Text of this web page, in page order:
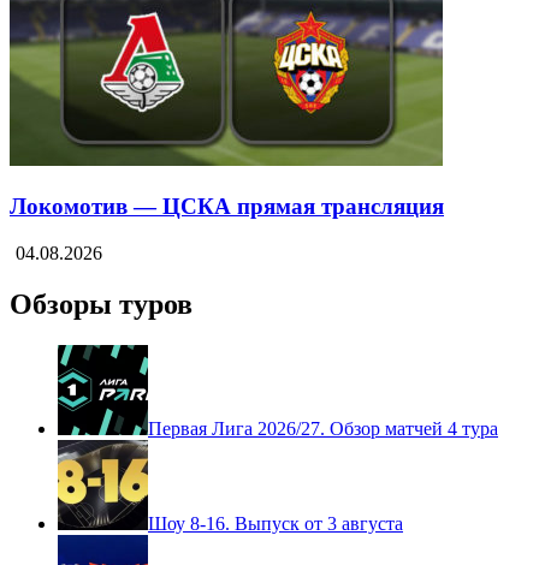
Локомотив — ЦСКА прямая трансляция
04.08.2026
Обзоры туров
Первая Лига 2026/27. Обзор матчей 4 тура
Шоу 8-16. Выпуск от 3 августа